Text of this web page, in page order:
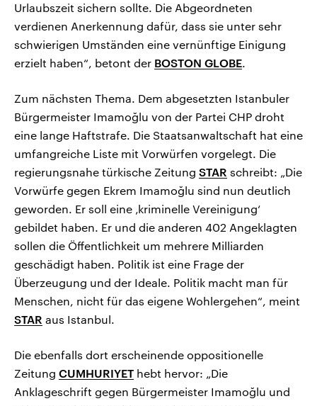
Urlaubszeit sichern sollte. Die Abgeordneten
verdienen Anerkennung dafür, dass sie unter sehr
schwierigen Umständen eine vernünftige Einigung
erzielt haben“, betont der BOSTON GLOBE.
Zum nächsten Thema. Dem abgesetzten Istanbuler
Bürgermeister Imamoğlu von der Partei CHP droht
eine lange Haftstrafe. Die Staatsanwaltschaft hat eine
umfangreiche Liste mit Vorwürfen vorgelegt. Die
regierungsnahe türkische Zeitung STAR schreibt: „Die
Vorwürfe gegen Ekrem Imamoğlu sind nun deutlich
geworden. Er soll eine ‚kriminelle Vereinigung‘
gebildet haben. Er und die anderen 402 Angeklagten
sollen die Öffentlichkeit um mehrere Milliarden
geschädigt haben. Politik ist eine Frage der
Überzeugung und der Ideale. Politik macht man für
Menschen, nicht für das eigene Wohlergehen“, meint
STAR aus Istanbul.
Die ebenfalls dort erscheinende oppositionelle
Zeitung CUMHURIYET hebt hervor: „Die
Anklageschrift gegen Bürgermeister Imamoğlu und